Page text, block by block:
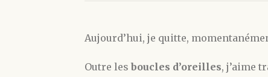
Aujourd’hui, je quitte,
Outre lesboucles d’oreilles, j’aime